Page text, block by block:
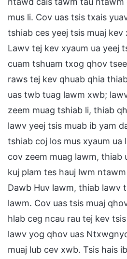
mus li. Cov uas tsis txais
tshiab ces yeej tsis muaj kev
Lawv tej kev xyaum ua yeej
cuam tshuam txog qhov
raws tej kev qhuab qhia
uas twb tuag lawm xwb;
zeem muag tshiab li, thiab
lawv yeej tsis muab ib yam
tshiab coj los mus xyaum ua
cov zeem muag lawm, thiab
kuj plam tes hauj lwm
Dawb Huv lawm, thiab lawv
lawm. Cov uas tsis muaj
hlab ceg ncau rau tej kev
lawv yog qhov uas
muaj lub cev xwb. Tsis hais